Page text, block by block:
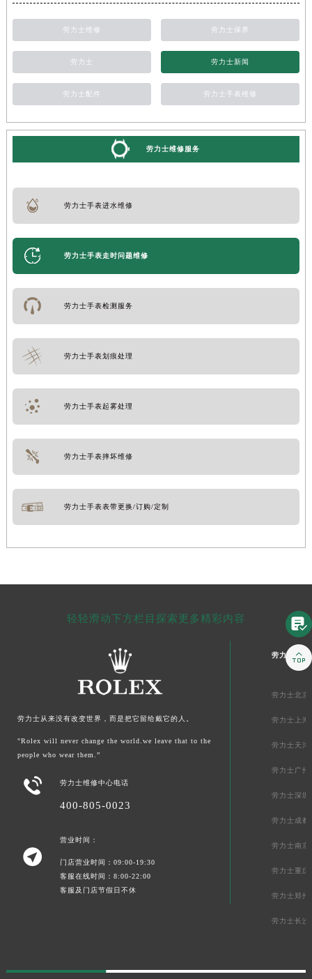
劳力士维修 劳力士保养
劳力士 劳力士新闻
劳力士配件 劳力士手表维修
劳力士维修服务
劳力士手表进水维修
劳力士手表走时问题维修
劳力士手表检测服务
劳力士手表划痕处理
劳力士手表起雾处理
劳力士手表摔坏维修
劳力士手表表带更换/订购/定制
轻轻滑动下方栏目探索更多精彩内容
劳力士从来没有改变世界，而是把它留给戴它的人。
"Rolex will never change the world.we leave that to the
people who wear them.”
 劳力士维修中心电话
400-805-0023

营业时间：
门店营业时间：09:00-19:30
客服在线时间：8:00-22:00
客服及门店节假日不休
劳力士中国
劳力士北京
劳力士上海
劳力士天津
劳力士广州
劳力士深圳
劳力士成都
劳力士南京
劳力士重庆
劳力士郑州
劳力士长沙

